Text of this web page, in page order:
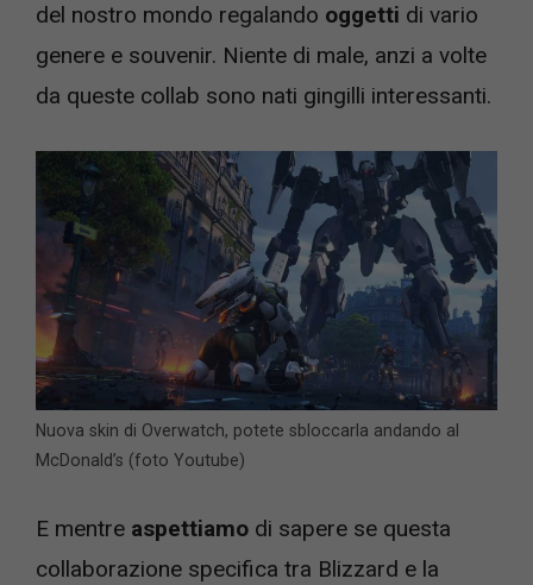
del nostro mondo regalando oggetti di vario
genere e souvenir. Niente di male, anzi a volte
da queste collab sono nati gingilli interessanti.
Nuova skin di Overwatch, potete sbloccarla andando al
McDonald’s (foto Youtube)
E mentre aspettiamo di sapere se questa
collaborazione specifica tra Blizzard e la